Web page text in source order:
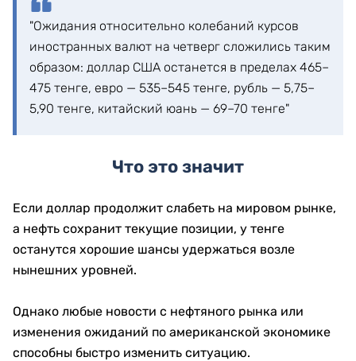
"Ожидания относительно колебаний курсов
иностранных валют на четверг сложились таким
образом: доллар США останется в пределах 465–
475 тенге, евро — 535–545 тенге, рубль — 5,75–
5,90 тенге, китайский юань — 69–70 тенге"
Что это значит
Если доллар продолжит слабеть на мировом рынке,
а нефть сохранит текущие позиции, у тенге
останутся хорошие шансы удержаться возле
нынешних уровней.
Однако любые новости с нефтяного рынка или
изменения ожиданий по американской экономике
способны быстро изменить ситуацию.